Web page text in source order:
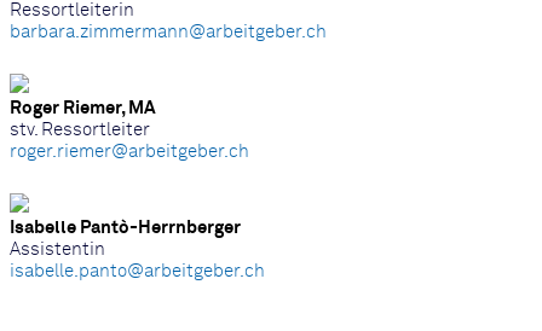
Ressortleiterin
barbara.zimmermann@arbeitgeber.ch
Roger Riemer, MA
stv. Ressortleiter
roger.riemer@arbeitgeber.ch
Isabelle Pantò-Herrnberger
Assistentin
isabelle.panto@arbeitgeber.ch